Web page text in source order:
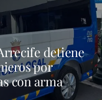
detiene
por
con arma